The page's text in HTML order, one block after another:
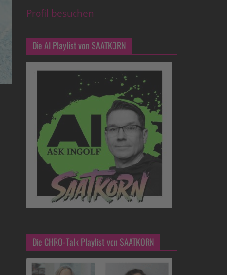
Profil besuchen
Die AI Playlist von SAATKORN
Die CHRO-Talk Playlist von SAATKORN